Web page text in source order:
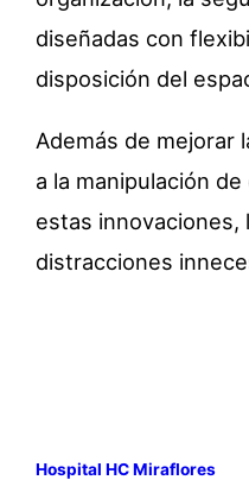
diseñadas con
disposición del
Además de mejorar
a la manipulación
estas innovaciones,
distracciones
Hospital HC Miraflores